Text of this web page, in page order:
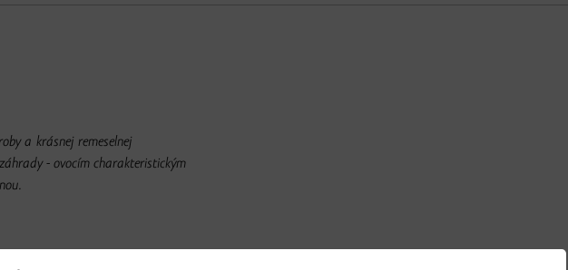
a krásnej remeselnej
- ovocím charakteristickým